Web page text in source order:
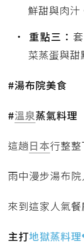
鮮甜與肉汁
重點三：
菜蒸蛋與甜
#湯布院美食
#溫泉蒸氣料理
這趟日本行整
雨中漫步湯布
來到這家人氣餐
主打地獄蒸料理